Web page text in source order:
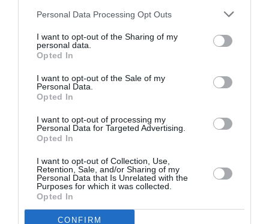
Personal Data Processing Opt Outs
I want to opt-out of the Sharing of my
personal data.
Opted In
I want to opt-out of the Sale of my
Personal Data.
Opted In
I want to opt-out of processing my
Personal Data for Targeted Advertising.
Opted In
I want to opt-out of Collection, Use,
Retention, Sale, and/or Sharing of my
Personal Data that Is Unrelated with the
Purposes for which it was collected.
Opted In
CONFIRM
Migranti. Ceuta, nuovo allarme per il 15
agosto: sui social circolano appelli a un
ingresso di massa